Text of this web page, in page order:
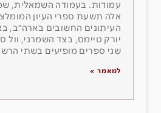
עמודות. בעמודה השמאלית,
אלה תשעת ספרי העיון
העיתונים החשובים בארה״ב,
יורק טיימס, בצד השמרני, וול
שני ספרים מופיעים בשתי
למאמר »